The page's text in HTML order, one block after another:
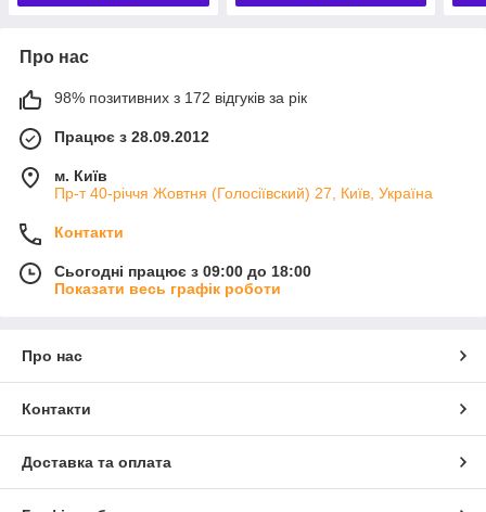
Про нас
98% позитивних з 172 відгуків за рік
Працює з 28.09.2012
м. Київ
Пр-т 40-річчя Жовтня (Голосіївский) 27, Київ, Україна
Контакти
Сьогодні працює з 09:00 до 18:00
Показати весь графік роботи
Про нас
Контакти
Доставка та оплата